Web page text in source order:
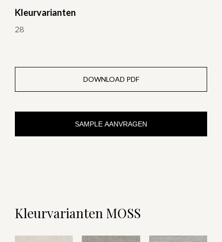
Kleurvarianten
28
DOWNLOAD PDF
SAMPLE AANVRAGEN
Kleurvarianten MOSS